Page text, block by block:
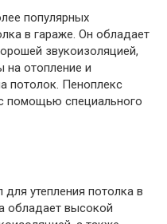
популярных
в гараже. Он обладает
звукоизоляцией,
на отопление и
потолок. Пеноплекс
помощью специального
утепления потолка в
обладает высокой